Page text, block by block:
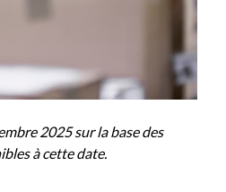
2025 sur la base des
à cette date.